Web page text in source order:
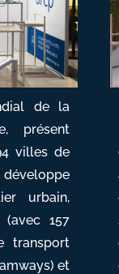
de la
présent
villes de
développe
urbain,
157
transport
et